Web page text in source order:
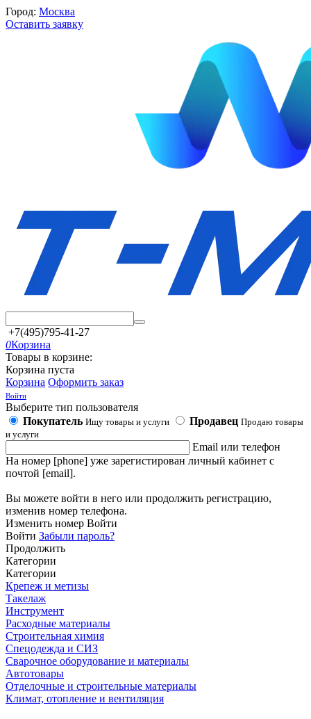
Город: Москва
Оставить заявку
+7(495)795-41-27
0Корзина
Товары в корзине:
Корзина пуста
Корзина Оформить заказ
Войти
Выберите тип пользователя
Покупатель Ищу товары и услуги Продавец Продаю товары
и услуги
Email или телефон
На номер [phone] уже зарегистирован личный кабинет с
почтой [email].
Вы можете войти в него или продолжить регистрацию,
изменив номер телефона.
Изменить номер Войти
Войти Забыли пароль?
Продолжить
Категории
Категории
Крепеж и метизы
Такелаж
Инструмент
Расходные материалы
Строительная химия
Спецодежда и СИЗ
Сварочное оборудование и материалы
Автотовары
Отделочные и строительные материалы
Климат, отопление и вентиляция